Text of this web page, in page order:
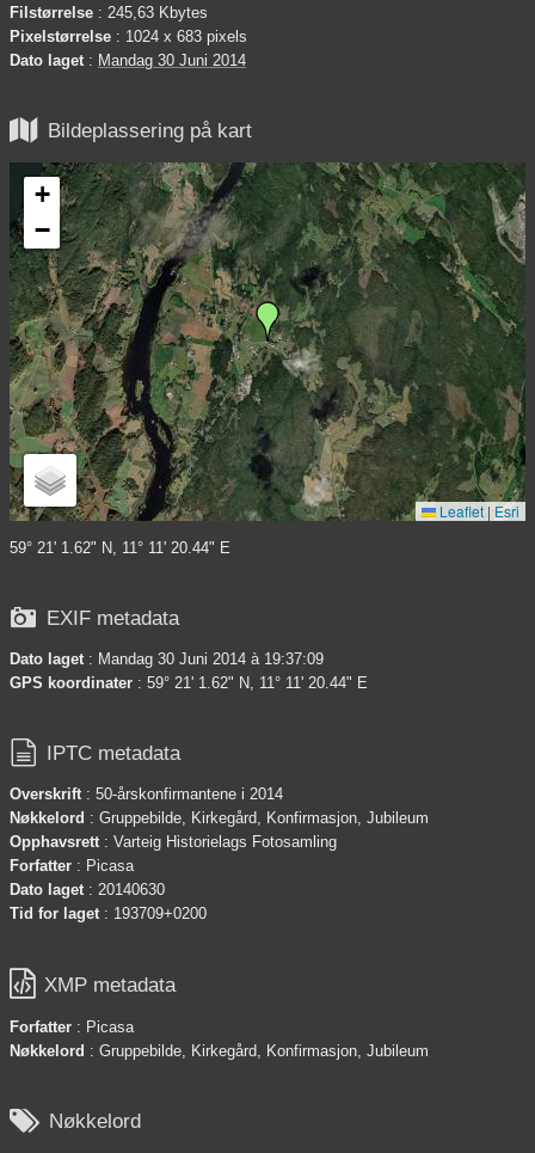
Filstørrelse : 245,63 Kbytes
Pixelstørrelse : 1024 x 683 pixels
Dato laget: Mandag 30 Juni 2014
 Bildeplassering på kart
+
−
Leaflet | Esri
59° 21' 1.62" N, 11° 11' 20.44" E
 EXIF metadata
Dato laget: Mandag 30 Juni 2014 à 19:37:09
GPS koordinater : 59° 21' 1.62" N, 11° 11' 20.44" E
 IPTC metadata
Overskrift: 50-årskonfirmantene i 2014
Nøkkelord : Gruppebilde, Kirkegård, Konfirmasjon, Jubileum
Opphavsrett: Varteig Historielags Fotosamling
Forfatter : Picasa
Dato laget: 20140630
Tid for laget: 193709+0200
 XMP metadata
Forfatter : Picasa
Nøkkelord : Gruppebilde, Kirkegård, Konfirmasjon, Jubileum
 Nøkkelord